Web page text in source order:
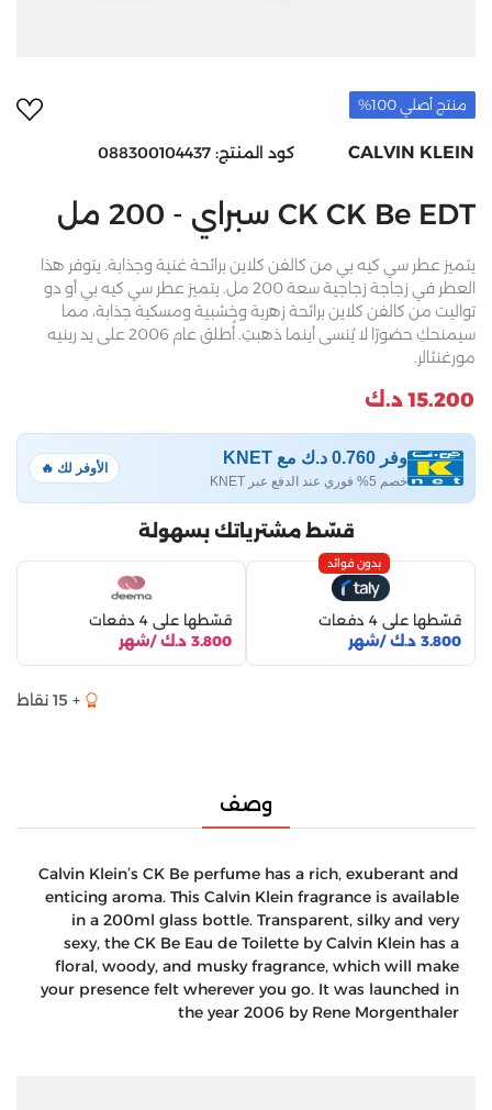
منتج أصلي 100%
CALVIN KLEIN كود المنتج: 088300104437
CK CK Be EDT سبراي - 200 مل
يتميز عطر سي كيه بي من كالفن كلاين برائحة غنية وجذابة. يتوفر هذا
العطر في زجاجة زجاجية سعة 200 مل. يتميز عطر سي كيه بي أو دو
تواليت من كالفن كلاين برائحة زهرية وخشبية ومسكية جذابة، مما
سيمنحكِ حضورًا لا يُنسى أينما ذهبتِ. أُطلق عام 2006 على يد رينيه
مورغنثالر.
15.200 د.ك
وفر 0.760 د.ك مع KNET
خصم 5% فوري عند الدفع عبر KNET
الأوفر لك 🔥
قسّط مشترياتك بسهولة
بدون فوائد
قسّطها على 4 دفعات
3.800 د.ك /شهر
قسّطها على 4 دفعات
3.800 د.ك /شهر
+ 15 نقاط
وصف
Calvin Klein’s CK Be perfume has a rich, exuberant and
enticing aroma. This Calvin Klein fragrance is available
in a 200ml glass bottle. Transparent, silky and very
sexy, the CK Be Eau de Toilette by Calvin Klein has a
floral, woody, and musky fragrance, which will make
your presence felt wherever you go. It was launched in
the year 2006 by Rene Morgenthaler